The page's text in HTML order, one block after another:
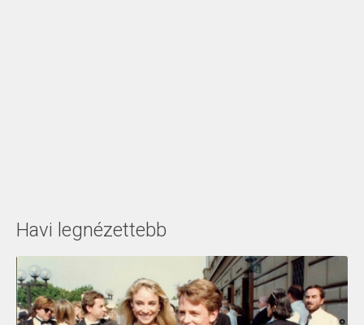
Havi legnézettebb